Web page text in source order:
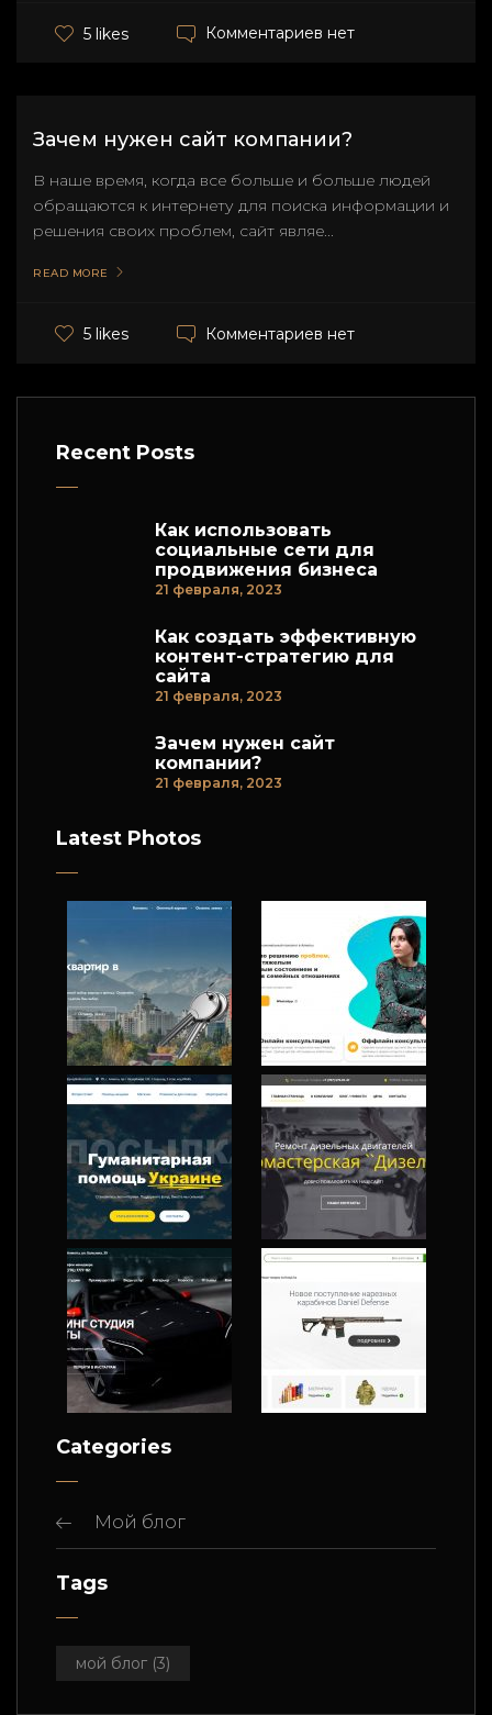
5 likes Комментариев нет
Зачем нужен сайт компании?
В наше время, когда все больше и больше людей
обращаются к интернету для поиска информации и
решения своих проблем, сайт являе...
READ MORE
5 likes Комментариев нет
Recent Posts
Как использовать
социальные сети для
продвижения бизнеса
21 февраля, 2023
Как создать эффективную
контент-стратегию для
сайта
21 февраля, 2023
Зачем нужен сайт
компании?
21 февраля, 2023
Latest Photos
Categories
Мой блог
Tags
мой блог (3)